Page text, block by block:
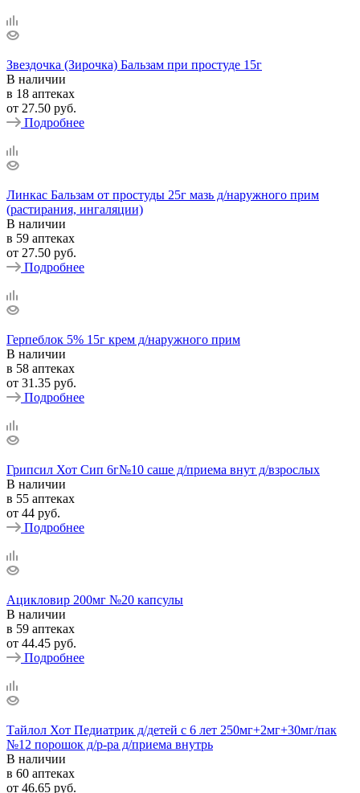
Звездочка (Зирочка) Бальзам при простуде 15г
В наличии
в 18 аптеках
от 27.50 руб.
Подробнее
Линкас Бальзам от простуды 25г мазь д/наружного прим
(растирания, ингаляции)
В наличии
в 59 аптеках
от 27.50 руб.
Подробнее
Герпеблок 5% 15г крем д/наружного прим
В наличии
в 58 аптеках
от 31.35 руб.
Подробнее
Грипсил Хот Сип 6г№10 саше д/приема внут д/взрослых
В наличии
в 55 аптеках
от 44 руб.
Подробнее
Ацикловир 200мг №20 капсулы
В наличии
в 59 аптеках
от 44.45 руб.
Подробнее
Тайлол Хот Педиатрик д/детей с 6 лет 250мг+2мг+30мг/пак
№12 порошок д/р-ра д/приема внутрь
В наличии
в 60 аптеках
от 46.65 руб.